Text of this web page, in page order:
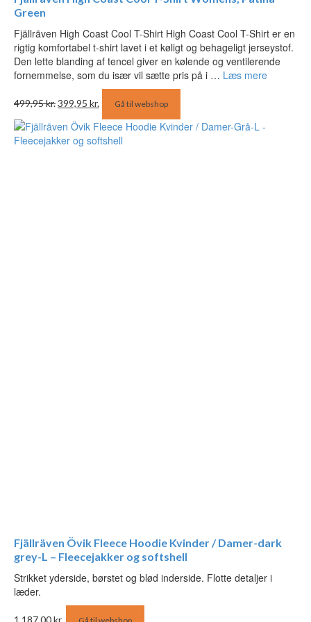
Green
Fjällräven High Coast Cool T-Shirt High Coast Cool T-Shirt er en
rigtig komfortabel t-shirt lavet i et køligt og behageligt jerseystof.
Den lette blanding af tencel giver en kølende og ventilerende
fornemmelse, som du især vil sætte pris på i … Læs mere
499,95kr.oprindelige
pris
var:
499,95 kr..
399,95 kr.aktuelle
pris
er:
Gå til webshop
Fjällräven Övik Fleece Hoodie Kvinder / Damer-dark
grey-L – Fleecejakker og softshell
Strikket yderside, børstet og blød inderside. Flotte detaljer i
læder.